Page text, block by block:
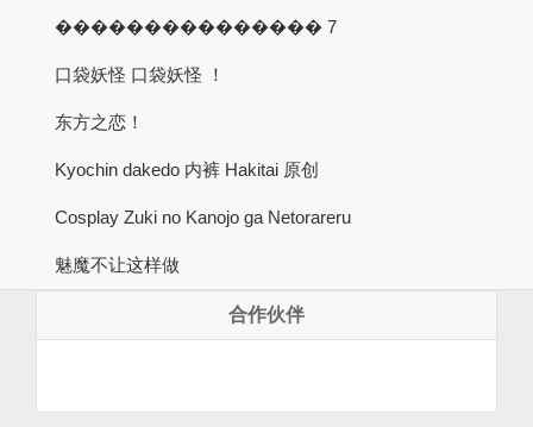
��������������� 7
口袋妖怪 口袋妖怪 ！
东方之恋！
Kyochin dakedo 内裤 Hakitai 原创
Cosplay Zuki no Kanojo ga Netorareru
魅魔不让这样做
合作伙伴